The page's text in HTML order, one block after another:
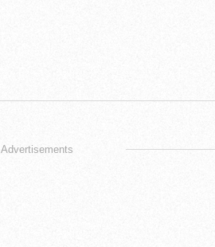
Advertisements